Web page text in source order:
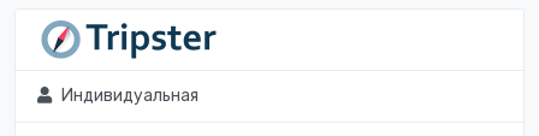
Индивидуальная